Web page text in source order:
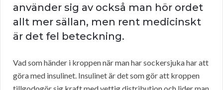
använder sig av också man hör ordet
allt mer sällan, men rent medicinskt
är det fel beteckning.
Vad som händer i kroppen när man har sockersjuka har att
göra med insulinet. Insulinet är det som gör att kroppen
tillgodogör sig kraft med vettig distribution och lider man